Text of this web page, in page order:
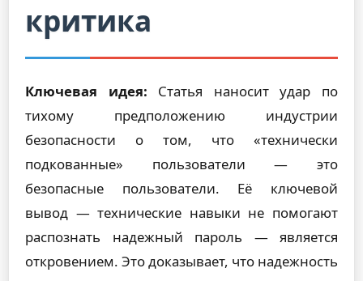
критика
Ключевая идея: Статья наносит удар по
тихому предположению индустрии
безопасности о том, что «технически
подкованные» пользователи — это
безопасные пользователи. Её ключевой
вывод — технические навыки не помогают
распознать надежный пароль — является
откровением. Это доказывает, что надежность